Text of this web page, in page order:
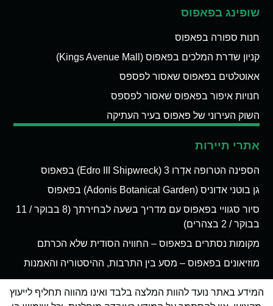
שופינג בפאפוס
חנות ספורה בפאפוס
קניון שדרת המלכים בפאפוס (Kings Avenue Mall)
אאוטלטים בפאפוס שאסור לפספס
חנויות איפור בפאפוס שאסור לפספס
השוק העירוני של פאפוס בעיר העתיקה
אתרי תיירות
הספינה הטרופה אדְרו 3 (Edro III Shipwreck) בפאפוס
גן בוטני אדוניס (Adonis Botanical Garden) בפאפוס
סיור סגוויי בפאפוס עם מדריך בשעה לבחירתך (8 בבוקר / 11
בבוקר / 2 בצהרים)
מקומות נסתרים בפאפוס – החוויה הסודית שלא הכרתם
מוזיאונים בפאפוס – מסע בין התרבות, ההיסטוריה והאמנות
המידע באתר נועד להוות המלצה בלבד ואינו מהווה תחליף לייעוץ